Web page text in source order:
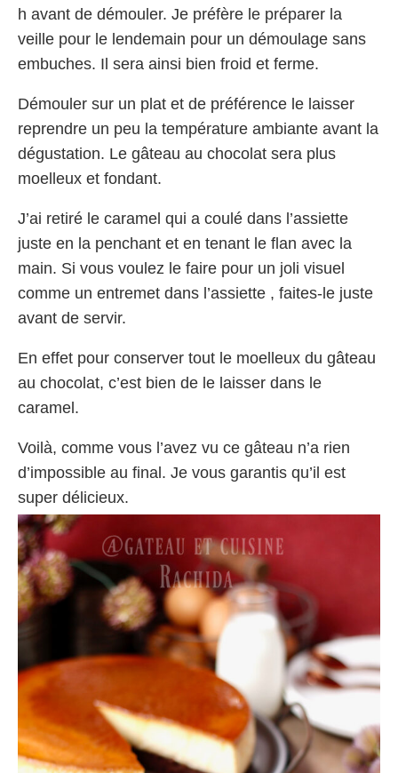
h avant de démouler. Je préfère le préparer la
veille pour le lendemain pour un démoulage sans
embuches. Il sera ainsi bien froid et ferme.
Démouler sur un plat et de préférence le laisser
reprendre un peu la température ambiante avant la
dégustation. Le gâteau au chocolat sera plus
moelleux et fondant.
J’ai retiré le caramel qui a coulé dans l’assiette
juste en la penchant et en tenant le flan avec la
main. Si vous voulez le faire pour un joli visuel
comme un entremet dans l’assiette , faites-le juste
avant de servir.
En effet pour conserver tout le moelleux du gâteau
au chocolat, c’est bien de le laisser dans le
caramel.
Voilà, comme vous l’avez vu ce gâteau n’a rien
d’impossible au final. Je vous garantis qu’il est
super délicieux.